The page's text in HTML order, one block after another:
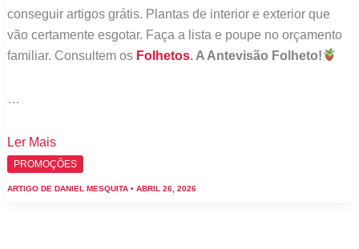
conseguir artigos grátis. Plantas de interior e exterior que
vão certamente esgotar. Faça a lista e poupe no orçamento
familiar. Consultem os Folhetos. A Antevisão Folheto!
…
Folheto
Lidl
Dia
Ler Mais
PROMOÇÕES
ARTIGO DE DANIEL MESQUITA • ABRIL 26, 2026